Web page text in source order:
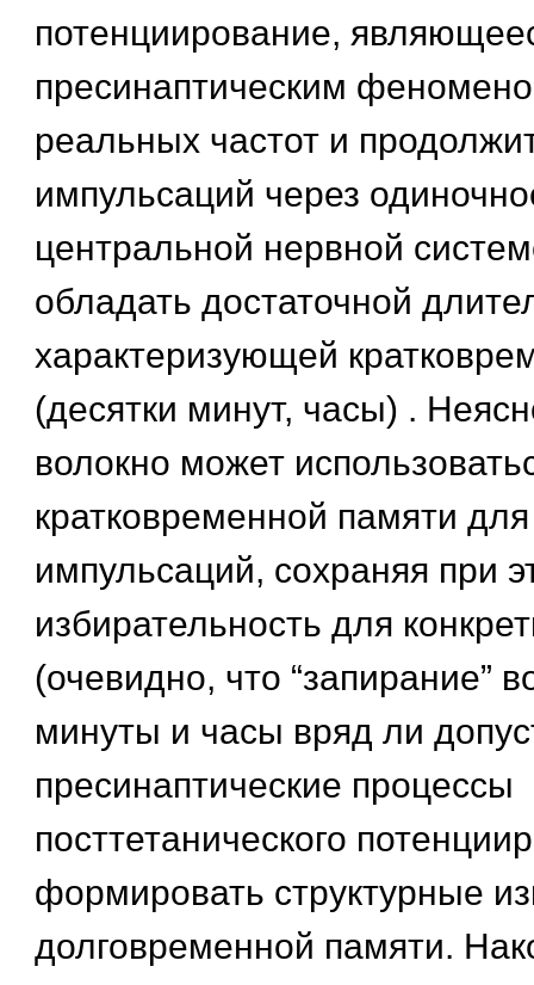
потенциирование,
пресинаптическим
реальных частот и
импульсаций через
центральной нервной
обладать достаточной
характеризующей
(десятки минут, часы) .
волокно может
кратковременной памяти для
импульсаций, сохраняя при
избирательность для
(очевидно, что “запирание”
минуты и часы вряд ли
пресинаптические процессы
посттетанического
формировать структурные
долговременной памяти.